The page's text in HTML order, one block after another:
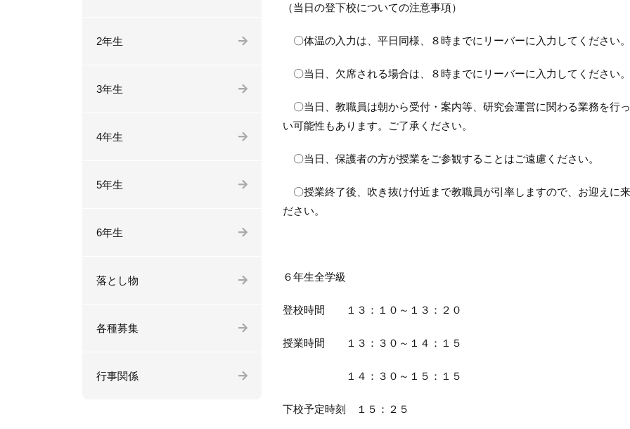
（当日の登下校についての注意事項）
〇体温の入力は、平日同様、８時までにリーバーに入力してください。
〇当日、欠席される場合は、８時までにリーバーに入力してください。
〇当日、教職員は朝から受付・案内等、研究会運営に関わる業務を行
い可能性もあります。ご了承ください。
〇当日、保護者の方が授業をご参観することはご遠慮ください。
〇授業終了後、吹き抜け付近まで教職員が引率しますので、お迎えに
ださい。
６年生全学級
登校時間 １３：１０～１３：２０
授業時間 １３：３０～１４：１５
１４：３０～１５：１５
下校予定時刻 １５：２５
2年生
3年生
4年生
5年生
6年生
落とし物
各種募集
行事関係